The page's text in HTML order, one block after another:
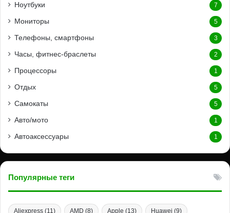
Ноутбуки 7
Мониторы 5
Телефоны, смартфоны 3
Часы, фитнес-браслеты 2
Процессоры 1
Отдых 5
Самокаты 5
Авто/мото 1
Автоаксессуары 1
Популярные теги
Aliexpress (11) AMD (8) Apple (13) Huawei (9)